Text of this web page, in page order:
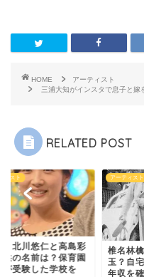
HOME
アーティスト
三浦大知がインスタで息子と嫁
RELATED POST
ィスト
・北川悠仁と高島彩
供の名前は？保育園
が受験した学校を
アーティスト
椎名林
玉？自
年収を確